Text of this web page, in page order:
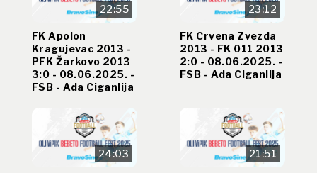
22:55
FK Apolon
Kragujevac 2013 -
PFK Žarkovo 2013
3:0 - 08.06.2025. -
FSB - Ada Ciganlija
23:12
FK Crvena Zvezda
2013 - FK 011 2013
2:0 - 08.06.2025. -
FSB - Ada Ciganlija
24:03 21:51